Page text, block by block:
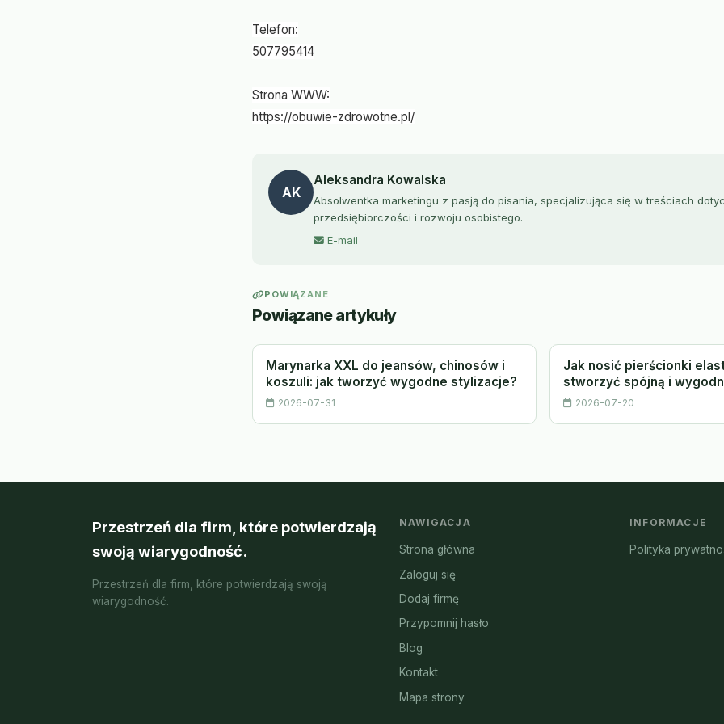
Telefon:
507795414
Strona WWW:
https://obuwie-zdrowotne.pl/
AK
Aleksandra Kowalska
Absolwentka marketingu z pasją do pisania, specjalizująca się w treściach
przedsiębiorczości i rozwoju osobistego.
E-mail
POWIĄZANE
Powiązane artykuły
Marynarka XXL do jeansów, chinosów i
koszuli: jak tworzyć wygodne stylizacje?
2026-07-31
Jak nosić pierścionki
stworzyć spójną i
2026-07-20
Przestrzeń dla firm, które potwierdzają
swoją wiarygodność.
Przestrzeń dla firm, które potwierdzają swoją
wiarygodność.
NAWIGACJA
Strona główna
Zaloguj się
Dodaj firmę
Przypomnij hasło
Blog
Kontakt
Mapa strony
INFORMACJE
Polityka